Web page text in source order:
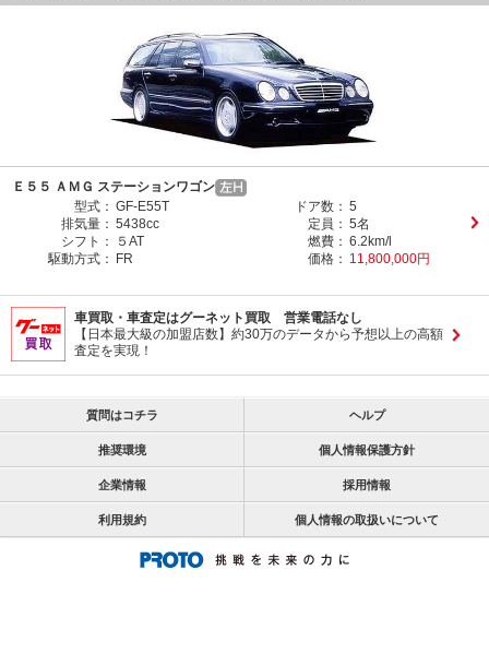
Ｅ５５ ＡＭＧ ステーションワゴン
型式： GF-E55T ドア数： 5
排気量： 5438cc 定員： 5名
シフト：
５AT 燃費： 6.2km/l
駆動方式：
FR 価格： 11,800,000円
車買取・車査定はグーネット買取 営業電話なし
【日本最大級の加盟店数】約30万のデータから予想以上の高額
査定を実現！
質問はコチラ ヘルプ
推奨環境 個人情報保護方針
企業情報 採用情報
利用規約 個人情報の取扱いについて